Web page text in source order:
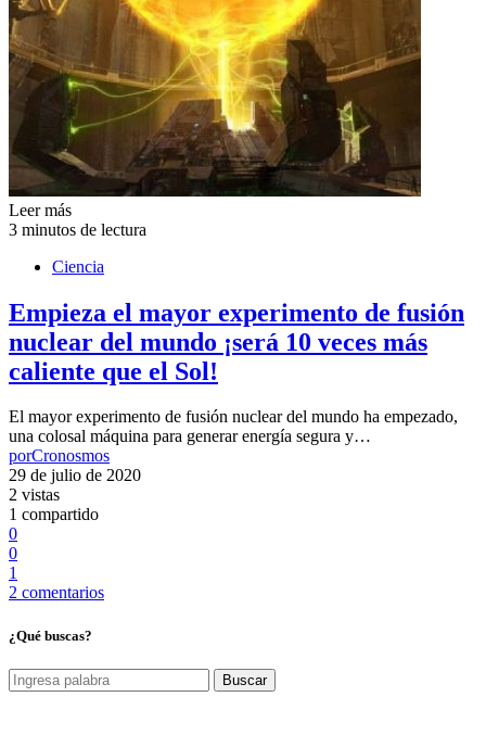
Leer más
3 minutos de lectura
Ciencia
Empieza el mayor experimento de fusión
nuclear del mundo ¡será 10 veces más
caliente que el Sol!
El mayor experimento de fusión nuclear del mundo ha empezado,
una colosal máquina para generar energía segura y…
porCronosmos
29 de julio de 2020
2 vistas
1 compartido
0
0
1
2 comentarios
¿Qué buscas?
Buscar